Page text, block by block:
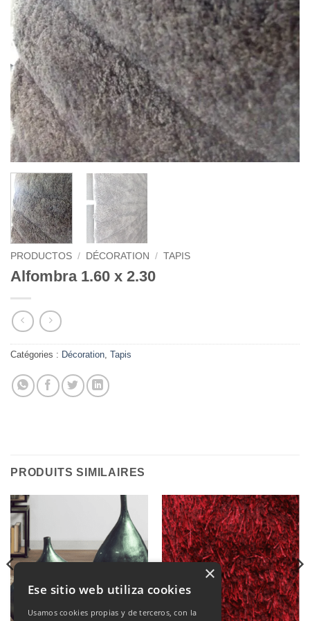
PRODUCTOS / DÉCORATION / TAPIS
Alfombra 1.60 x 2.30
Catégories : Décoration, Tapis
PRODUITS SIMILAIRES
×
Ese sitio web utiliza cookies
Usamos cookies propias y de terceros, con la